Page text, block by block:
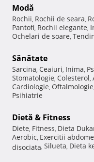
Modă
Rochii, Rochii de seara,
Pantofi, Rochii elegante,
Ochelari de soare,
Sănătate
Sarcina, Ceaiuri, Inima,
Stomatologie, Colesterol,
Cardiologie, Oftalmologie,
Psihiatrie
Dietă & Fitness
Diete, Fitness, Dieta
Aerobic, Exercitii
disociata, Silueta, Dieta